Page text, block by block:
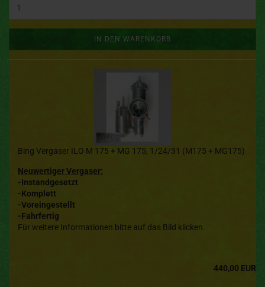
IN DEN WARENKORB
Bing Vergaser ILO M 175 + MG 175, 1/24/31 (M175 + MG175)
Neuwertiger Vergaser:
-Instandgesetzt
-Komplett
-Voreingestellt
-Fahrfertig
Für weitere Informationen bitte auf das Bild klicken.
440,00 EUR